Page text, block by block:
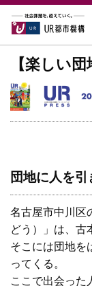
【楽しい
団地に人を
名古屋市中川区
どう）」は、古
そこには団地を
ってくる。
ここで出会った